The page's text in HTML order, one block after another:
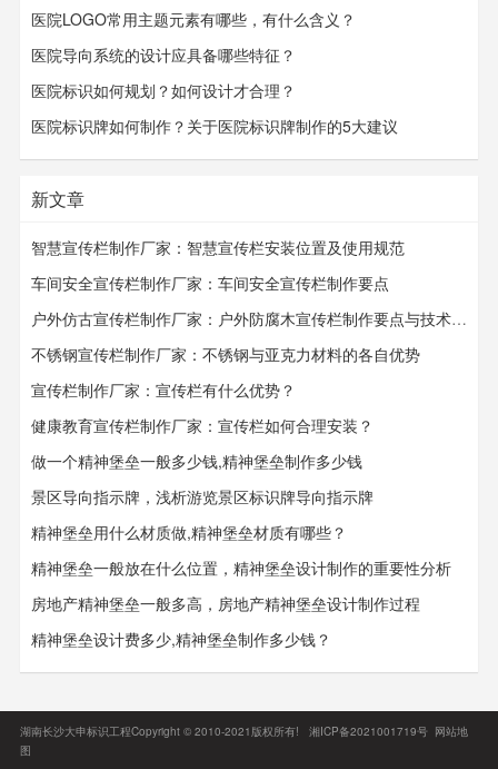
医院LOGO常用主题元素有哪些，有什么含义？
医院导向系统的设计应具备哪些特征？
医院标识如何规划？如何设计才合理？
医院标识牌如何制作？关于医院标识牌制作的5大建议
新文章
智慧宣传栏制作厂家：智慧宣传栏安装位置及使用规范
车间安全宣传栏制作厂家：车间安全宣传栏​​​​​​​制作要点
户外仿古宣传栏制作厂家：户外防腐木宣传栏制作要点与技术要求
不锈钢宣传栏制作厂家：不锈钢与亚克力材料的各自优势
宣传栏制作厂家：宣传栏有什么优势？
健康教育宣传栏制作厂家：宣传栏如何合理安装？
做一个精神堡垒一般多少钱,精神堡垒制作多少钱
景区导向指示牌，浅析游览景区标识牌导向指示牌
精神堡垒用什么材质做,精神堡垒材质有哪些？
精神堡垒一般放在什么位置，精神堡垒设计制作的重要性分析
房地产精神堡垒一般多高，房地产精神堡垒设计制作过程
精神堡垒设计费多少,精神堡垒制作多少钱？
湖南长沙大申标识工程Copyright © 2010-2021版权所有! 湘ICP备2021001719号 网站地
图